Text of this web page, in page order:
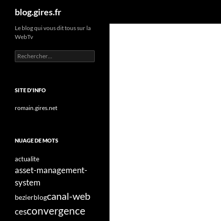
Aller
contenu
blog.gires.fr
Le blog qui vous dit tous sur la
WebTv
Rechercher :
SITE D'INFO
romain.gires.net
NUAGE DE MOTS
actualite
asset-management-
system
bezierblogcanal-web
cesconvergence